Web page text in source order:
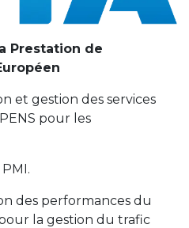
Prestation de
et gestion des services
pour les
PMI.
des performances du
la gestion du trafic